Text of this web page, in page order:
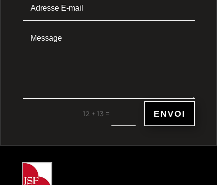
12 + 13= ENVOI